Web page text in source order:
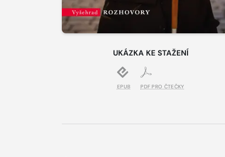
UKÁZKA KE STAŽENÍ
EPUB PDF PRO ČTEČKY